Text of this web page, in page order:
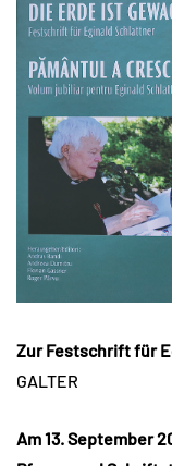
Zur Festschrift für
GALTER
Am 13. September